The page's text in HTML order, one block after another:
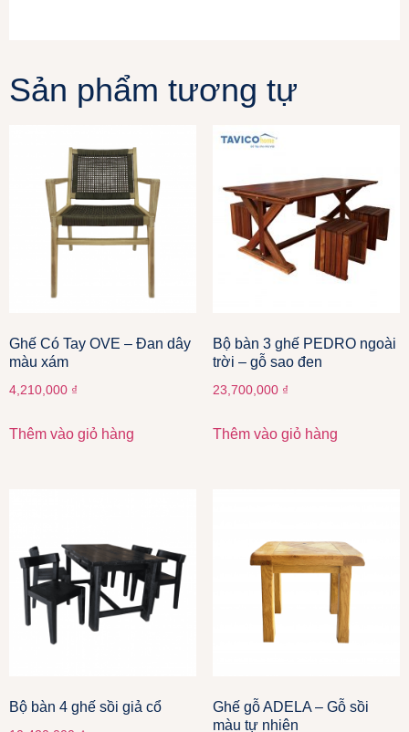
Sản phẩm tương tự
Ghế Có Tay OVE – Đan dây
màu xám
4,210,000 ₫
Thêm vào giỏ hàng
Bộ bàn 3 ghế PEDRO ngoài
trời – gỗ sao đen
23,700,000 ₫
Thêm vào giỏ hàng
Bộ bàn 4 ghế sồi giả cổ
Ghế gỗ ADELA – Gỗ sồi
màu tự nhiên